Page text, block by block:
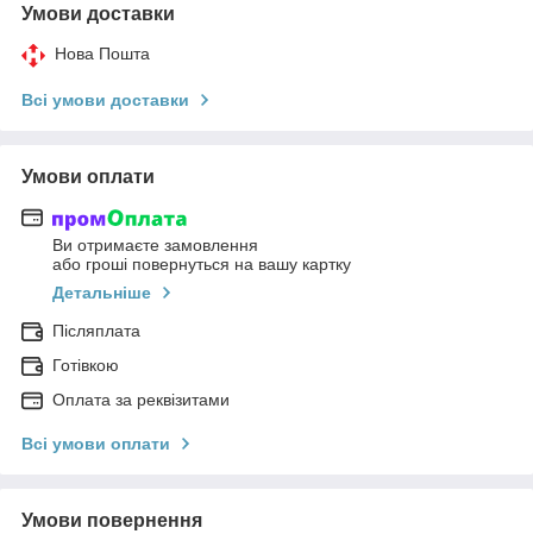
Умови доставки
Нова Пошта
Всі умови доставки
Умови оплати
Ви отримаєте замовлення
або гроші повернуться на вашу картку
Детальніше
Післяплата
Готівкою
Оплата за реквізитами
Всі умови оплати
Умови повернення